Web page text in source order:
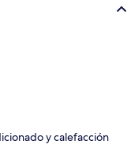
y calefacción